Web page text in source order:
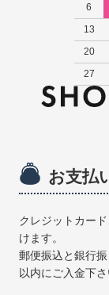
6
13
20
27
お支払
クレジットカー
けます。
郵便振込と銀行
以内にご入金下さ